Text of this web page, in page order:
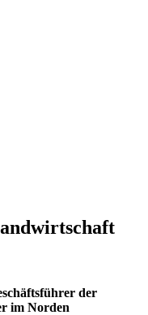
der
im Norden